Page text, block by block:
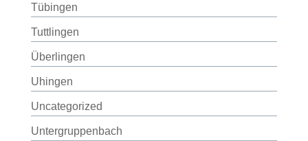
Tübingen
Tuttlingen
Überlingen
Uhingen
Uncategorized
Untergruppenbach